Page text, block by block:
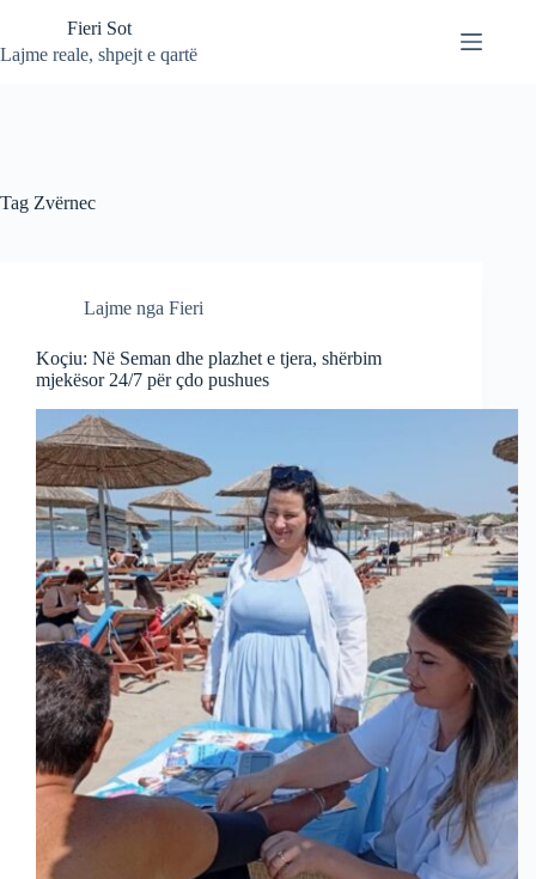
content
Fieri Sot
Lajme reale, shpejt e qartë
Tag Zvërnec
Lajme nga Fieri
Koçiu: Në Seman dhe plazhet e tjera, shërbim
mjekësor 24/7 për çdo pushues